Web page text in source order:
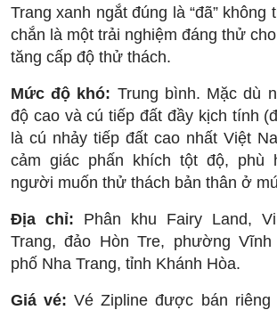
Trang xanh ngắt đúng là “đã” không
chắn là một trải nghiệm đáng thử
tăng cấp độ thử thách.
Mức độ khó: Trung bình. Mặc dù
độ cao và cú tiếp đất đầy kịch tính
là cú nhảy tiếp đất cao nhất Việt
cảm giác phấn khích tột độ, phù
người muốn thử thách bản thân ở
Địa chỉ: Phân khu Fairy Land,
Trang, đảo Hòn Tre, phường Vĩnh
phố Nha Trang, tỉnh Khánh Hòa.
Giá vé: Vé Zipline được bán riêng